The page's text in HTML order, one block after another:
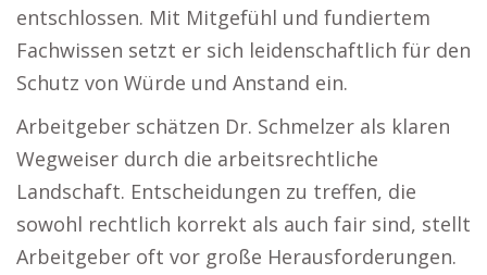
entschlossen. Mit Mitgefühl und fundiertem
Fachwissen setzt er sich leidenschaftlich für den
Schutz von Würde und Anstand ein.
Arbeitgeber schätzen Dr. Schmelzer als klaren
Wegweiser durch die arbeitsrechtliche
Landschaft. Entscheidungen zu treffen, die
sowohl rechtlich korrekt als auch fair sind, stellt
Arbeitgeber oft vor große Herausforderungen.